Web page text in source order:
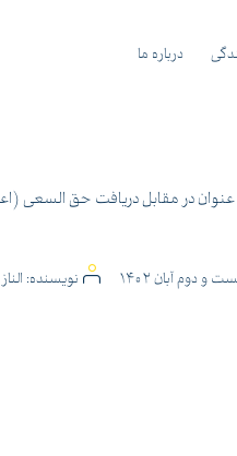
درباره ما
در مقابل دریافت حق السعی
و دوم آبان 1402 نویسنده: